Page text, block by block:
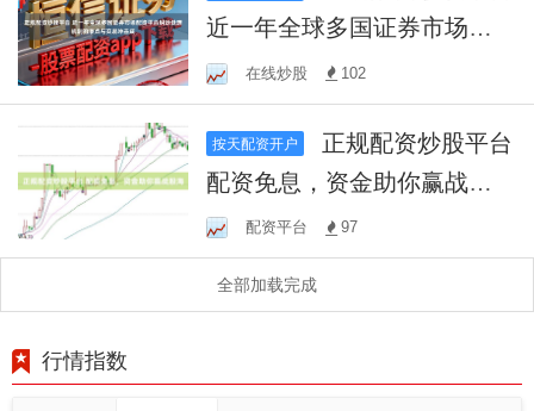
近一年全球多国证券市场配
资平台纠纷处理机制的滑点
与交易冲击成
在线炒股 102
按天配资开户
配资免息，资金助你赢战股
海
配资平台 97
全部加载完成
行情指数